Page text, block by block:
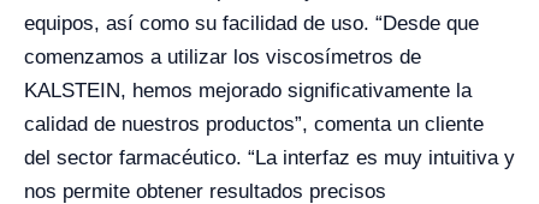
equipos, así como su facilidad de uso. “Desde que
comenzamos a utilizar los viscosímetros de
KALSTEIN, hemos mejorado significativamente la
calidad de nuestros productos”, comenta un cliente
del sector farmacéutico. “La interfaz es muy intuitiva y
nos permite obtener resultados precisos